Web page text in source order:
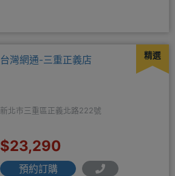
精選
台灣網通-三重正義店
新北市三重區正義北路222號
$23,290
預約訂購